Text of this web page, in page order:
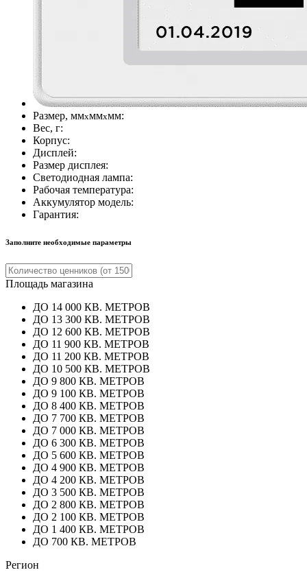
Размер, ммхммxмм:
Вес, г:
Корпус:
Дисплей:
Размер дисплея:
Светодиодная лампа:
Рабочая температура:
Аккумулятор модель:
Гарантия:
Заполните необходимые параметры
Площадь магазина
ДО 14 000 КВ. МЕТРОВ
ДО 13 300 КВ. МЕТРОВ
ДО 12 600 КВ. МЕТРОВ
ДО 11 900 КВ. МЕТРОВ
ДО 11 200 КВ. МЕТРОВ
ДО 10 500 КВ. МЕТРОВ
ДО 9 800 КВ. МЕТРОВ
ДО 9 100 КВ. МЕТРОВ
ДО 8 400 КВ. МЕТРОВ
ДО 7 700 КВ. МЕТРОВ
ДО 7 000 КВ. МЕТРОВ
ДО 6 300 КВ. МЕТРОВ
ДО 5 600 КВ. МЕТРОВ
ДО 4 900 КВ. МЕТРОВ
ДО 4 200 КВ. МЕТРОВ
ДО 3 500 КВ. МЕТРОВ
ДО 2 800 КВ. МЕТРОВ
ДО 2 100 КВ. МЕТРОВ
ДО 1 400 КВ. МЕТРОВ
ДО 700 КВ. МЕТРОВ
Регион